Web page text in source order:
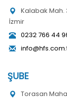
Kalabak Mah.
İzmir
0232 766 44
ŞUBE
Torasan